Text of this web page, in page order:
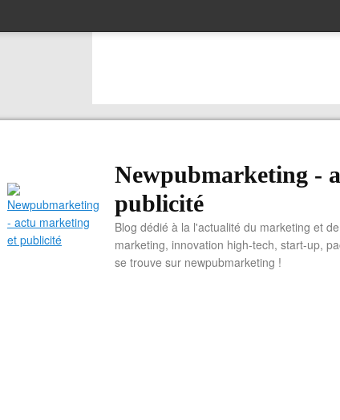
Newpubmarketing -
publicité
Blog dédié à la l'actualité du marketing et
marketing, innovation high-tech, start-up,
se trouve sur newpubmarketing !